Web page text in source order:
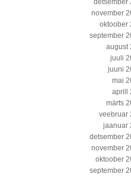
detsember
november
oktoober
september
august
juuli
juuni
mai
aprill
märts
veebruar
jaanuar
detsember
november
oktoober
september